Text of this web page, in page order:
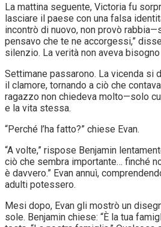
La mattina seguente, Victoria fu
lasciare il paese con una falsa
incontrò di nuovo, non provò
pensavo che te ne accorgessi,”
silenzio. La verità non aveva
Settimane passarono. La vicenda si
il clamore, tornando a ciò che
ragazzo non chiedeva molto—solo
e la vita stessa.
“Perché l’ha fatto?” chiese Evan.
“A volte,” rispose Benjamin
ciò che sembra importante… finché
è davvero.” Evan annuì,
adulti potessero.
Mesi dopo, Evan gli mostrò un
sole. Benjamin chiese: “È la tua